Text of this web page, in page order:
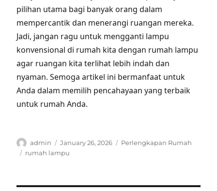
pilihan utama bagi banyak orang dalam
mempercantik dan menerangi ruangan mereka.
Jadi, jangan ragu untuk mengganti lampu
konvensional di rumah kita dengan rumah lampu
agar ruangan kita terlihat lebih indah dan
nyaman. Semoga artikel ini bermanfaat untuk
Anda dalam memilih pencahayaan yang terbaik
untuk rumah Anda.
Author
admin
Posted
on
January 26, 2026 Categories
Perlengkapan Rumah
Tags
rumah lampu